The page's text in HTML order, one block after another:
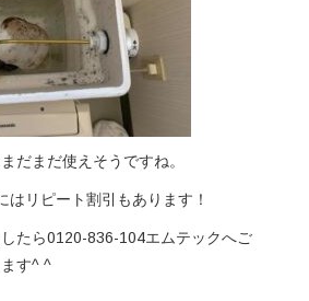
だまだ使えそうですね。
はリピート割引もあります！
たら0120-836-104エムテックへご
す^ ^